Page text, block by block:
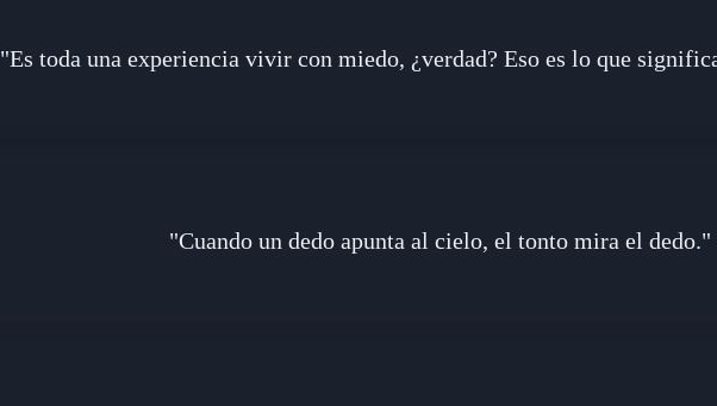
"Es toda una experiencia vivir con miedo, ¿verdad? Eso es lo que
"Cuando un dedo apunta al cielo, el tonto mira el dedo."